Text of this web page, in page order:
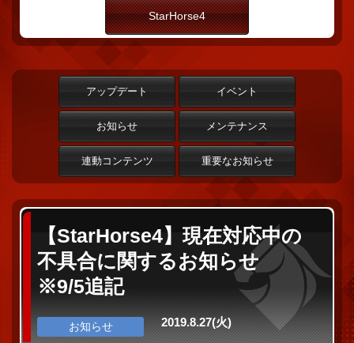
StarHorse4
アップデート イベント
お知らせ メンテナンス
連動コンテンツ 重要なお知らせ
【StarHorse4】現在対応中の
不具合に関するお知らせ
※9/5追記
お知らせ 2019.8.27(火)